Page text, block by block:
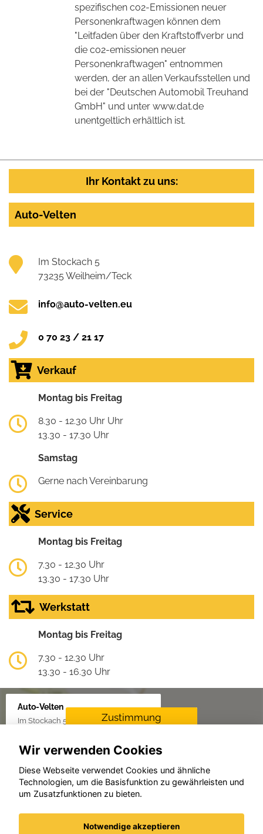
spezifischen co2-Emissionen neuer
Personenkraftwagen können dem
"Leitfaden über den Kraftstoffverbr und
die co2-emissionen neuer
Personenkraftwagen" entnommen
werden, der an allen Verkaufsstellen und
bei der "Deutschen Automobil Treuhand
GmbH" und unter www.dat.de
unentgeltlich erhältlich ist.
Ihr Kontakt zu uns:
Auto-Velten
Im Stockach 5
73235 Weilheim/Teck
info@auto-velten.eu
0 70 23 / 21 17
Verkauf
Montag bis Freitag
8.30 - 12.30 Uhr Uhr
13.30 - 17.30 Uhr
Samstag
Gerne nach Vereinbarung
Service
Montag bis Freitag
7.30 - 12.30 Uhr
13.30 - 17.30 Uhr
Werkstatt
Montag bis Freitag
7.30 - 12.30 Uhr
13.30 - 16.30 Uhr
Auto-Velten
Im Stockach 5, 73235 Weilheim/Teck
Zustimmung
Für die Aktivierung der
Navigationsdienste ist Ihre
Zustimmung zu den
Datenschutzrichtlinien vom
Wir verwenden Cookies
Diese Webseite verwendet Cookies und ähnliche
Technologien, um die Basisfunktion zu gewährleisten und
um Zusatzfunktionen zu bieten.
Notwendige akzeptieren